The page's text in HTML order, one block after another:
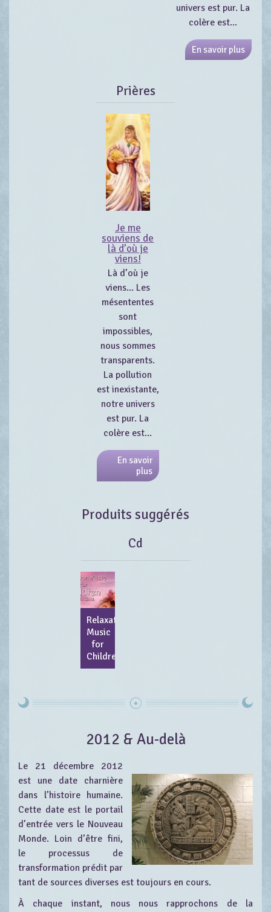
univers est pur. La
colère est...
En savoir plus
Prières
Je me
souviens de
là d’où je
viens!
Là d’où je
viens... Les
mésententes
sont
impossibles,
nous sommes
transparents.
La pollution
est inexistante,
notre univers
est pur. La
colère est...
En savoir
plus
Produits suggérés
Cd
Relaxation
Music
for
Children
2012 & Au-delà
Le 21 décembre 2012
est une date charnière
dans l’histoire humaine.
Cette date est le portail
d’entrée vers le Nouveau
Monde. Loin d’être fini,
le processus de
transformation prédit par
tant de sources diverses est toujours en cours.
À chaque instant, nous nous rapprochons de la